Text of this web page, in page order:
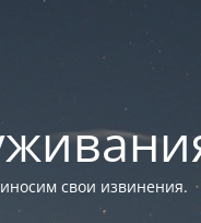
свои извинения.